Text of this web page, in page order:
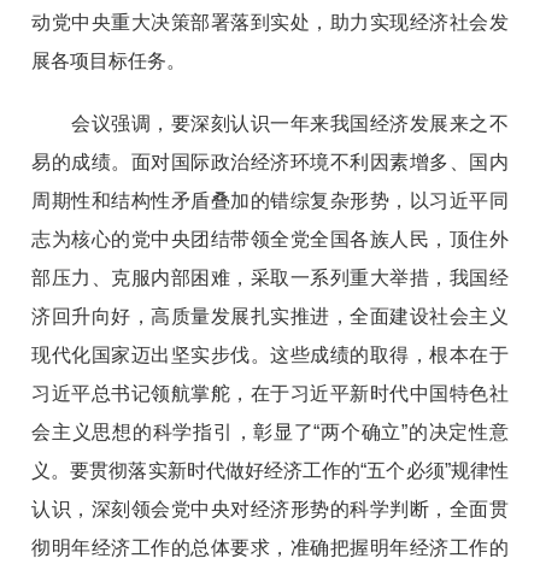
动党中央重大决策部署落到实处，助力实现经济社会发
展各项目标任务。
会议强调，要深刻认识一年来我国经济发展来之不
易的成绩。面对国际政治经济环境不利因素增多、国内
周期性和结构性矛盾叠加的错综复杂形势，以习近平同
志为核心的党中央团结带领全党全国各族人民，顶住外
部压力、克服内部困难，采取一系列重大举措，我国经
济回升向好，高质量发展扎实推进，全面建设社会主义
现代化国家迈出坚实步伐。这些成绩的取得，根本在于
习近平总书记领航掌舵，在于习近平新时代中国特色社
会主义思想的科学指引，彰显了“两个确立”的决定性意
义。要贯彻落实新时代做好经济工作的“五个必须”规律性
认识，深刻领会党中央对经济形势的科学判断，全面贯
彻明年经济工作的总体要求，准确把握明年经济工作的